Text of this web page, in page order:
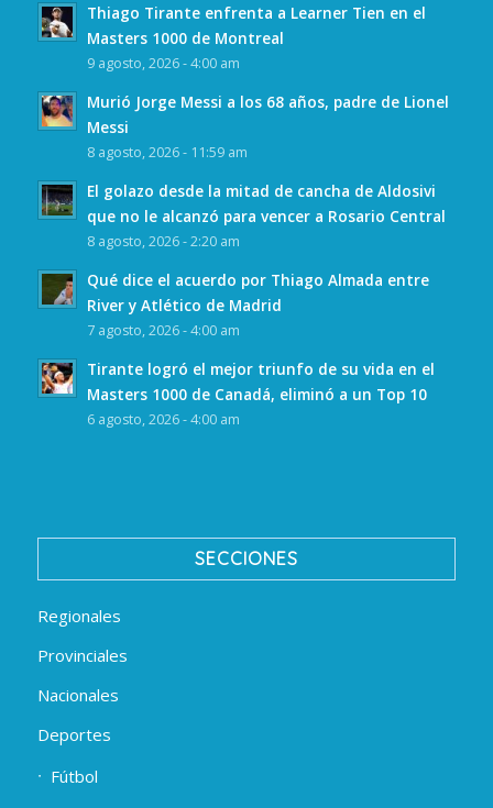
Thiago Tirante enfrenta a Learner Tien en el
Masters 1000 de Montreal
9 agosto, 2026 - 4:00 am
Murió Jorge Messi a los 68 años, padre de Lionel
Messi
8 agosto, 2026 - 11:59 am
El golazo desde la mitad de cancha de Aldosivi
que no le alcanzó para vencer a Rosario Central
8 agosto, 2026 - 2:20 am
Qué dice el acuerdo por Thiago Almada entre
River y Atlético de Madrid
7 agosto, 2026 - 4:00 am
Tirante logró el mejor triunfo de su vida en el
Masters 1000 de Canadá, eliminó a un Top 10
6 agosto, 2026 - 4:00 am
SECCIONES
Regionales
Provinciales
Nacionales
Deportes
Fútbol